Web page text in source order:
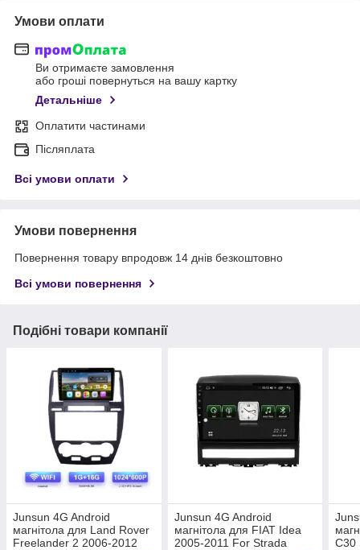
Умови оплати
Ви отримаєте замовлення
або гроші повернуться на вашу картку
Детальніше
Оплатити частинами
Післяплата
Всі умови оплати
Умови повернення
Повернення товару впродовж 14 днів безкоштовно
Всі умови повернення
Подібні товари компанії
Junsun 4G Android
магнітола для Land Rover
Freelander 2 2006-2012
Junsun 4G Android
магнітола для FIAT Idea
2005-2011 For Strada
C30